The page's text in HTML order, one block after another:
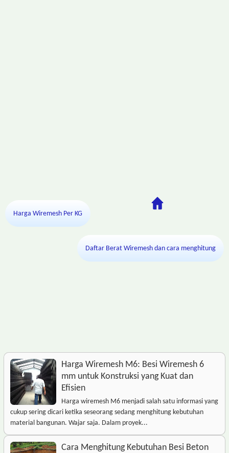
Harga Wiremesh Per KG
Daftar Berat Wiremesh dan cara menghitung
Harga Wiremesh M6: Besi Wiremesh 6
mm untuk Konstruksi yang Kuat dan
Efisien
Harga wiremesh M6 menjadi salah satu informasi yang
cukup sering dicari ketika seseorang sedang menghitung kebutuhan
material bangunan. Wajar saja. Dalam proyek...
Cara Menghitung Kebutuhan Besi Beton